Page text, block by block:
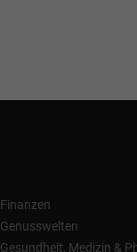
Finanzen
Genusswelten
Gesundheit, Medizin &